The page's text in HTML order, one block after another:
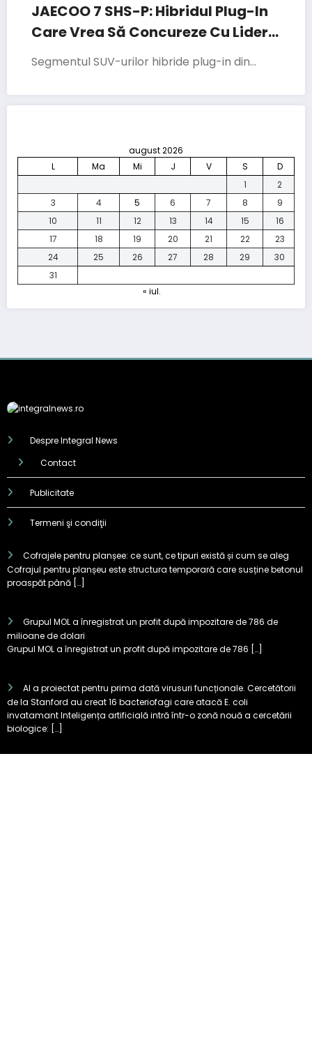
JAECOO 7 SHS-P: Hibridul Plug-In
Care Vrea Să Concureze Cu Liderii
Segmentului
Segmentul SUV-urilor hibride plug-in din…
august 2026
L
Ma Mi J V S
D
1
2
3
4 5 6 7 8
9
10
11 12 13 14 15
16
17
18 19 20 21 22
23
24
25 26 27 28 29
30
31
« iul.
Despre Integral News
Contact
Publicitate
Termeni şi condiţii
Cofrajele pentru planșee: ce sunt, ce tipuri există și cum se aleg
Cofrajul pentru planșeu este structura temporară care susține betonul
proaspăt până […]
Grupul MOL a înregistrat un profit după impozitare de 786 de
milioane de dolari
Grupul MOL a înregistrat un profit după impozitare de 786 […]
AI a proiectat pentru prima dată virusuri funcționale. Cercetătorii
de la Stanford au creat 16 bacteriofagi care atacă E. coli
invatamant Inteligența artificială intră într-o zonă nouă a cercetării
biologice: […]Test KIA EV2: cum se descurcă
cea mai mică electrică Kia în